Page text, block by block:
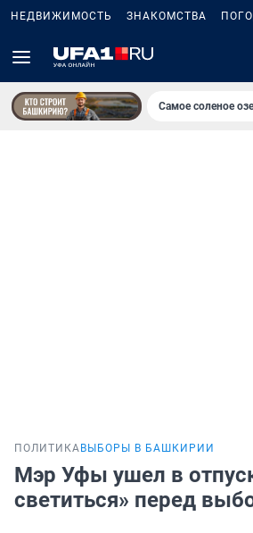
НЕДВИЖИМОСТЬ ЗНАКОМСТВА
Самое соленое
ПОЛИТИКА ВЫБОРЫ В БАШКИРИИ
Мэр Уфы ушел в
светиться» перед